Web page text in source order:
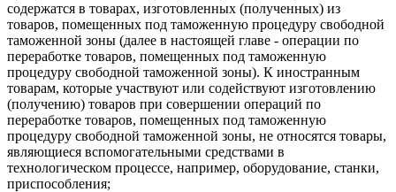
содержатся в товарах, изготовленных (полученных) из
товаров, помещенных под таможенную процедуру свободной
таможенной зоны (далее в настоящей главе - операции по
переработке товаров, помещенных под таможенную
процедуру свободной таможенной зоны). К иностранным
товарам, которые участвуют или содействуют изготовлению
(получению) товаров при совершении операций по
переработке товаров, помещенных под таможенную
процедуру свободной таможенной зоны, не относятся товары,
являющиеся вспомогательными средствами в
технологическом процессе, например, оборудование, станки,
приспособления;